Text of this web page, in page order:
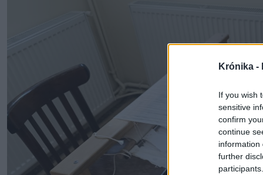
Krónika -
If you wish
sensitive
confirm
continue
information
further